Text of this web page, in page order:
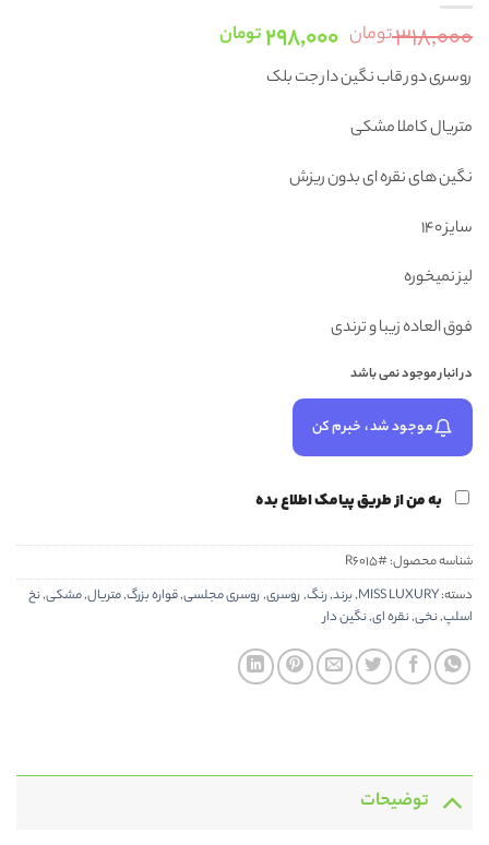
۳۱۸,۰۰۰تومان قیمت
اصلی:
۲۹۸,۰۰۰تومانقیمت
روسری دور قاب نگین دار جت بلک
متریال کاملا مشکی
نگین های نقره ای بدون ریزش
سایز 140
لیز نمیخوره
فوق العاده زیبا و ترندی
در انبار موجود نمی باشد
موجود شد، خبرم کن
به من از طریق پیامک اطلاع بده
شناسه محصول:#R6015
دسته:MISS LUXURY
,برند,رنگ,روسری,روسری مجلسی,قواره بزرگ,متریال,مشکی,نخ
اسلپ,نخی,نقره ای,نگین دار
توضیحات